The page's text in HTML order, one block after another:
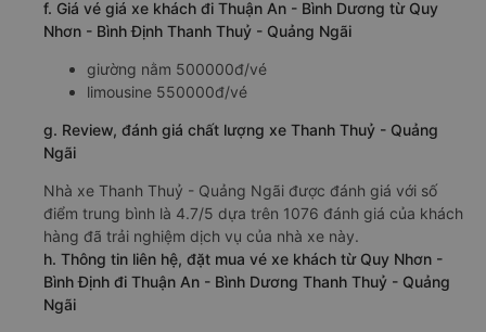
f. Giá vé giá xe khách đi Thuận An - Bình Dương từ Quy
Nhơn - Bình Định Thanh Thuỷ - Quảng Ngãi
giường nằm 500000đ/vé
limousine 550000đ/vé
g. Review, đánh giá chất lượng xe Thanh Thuỷ - Quảng
Ngãi
Nhà xe Thanh Thuỷ - Quảng Ngãi được đánh giá với số
điểm trung bình là 4.7/5 dựa trên 1076 đánh giá của khách
hàng đã trải nghiệm dịch vụ của nhà xe này.
h. Thông tin liên hệ, đặt mua vé xe khách từ Quy Nhơn -
Bình Định đi Thuận An - Bình Dương Thanh Thuỷ - Quảng
Ngãi